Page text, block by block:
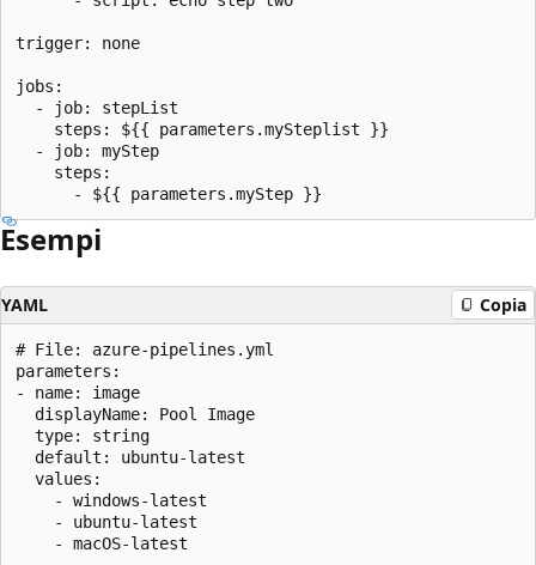
trigger: none
jobs:
  - job: stepList
    steps: ${{ parameters.mySteplist }}
  - job: myStep
    steps:
Esempi
YAML Copia
# File: azure-pipelines.yml
parameters:
- name: image
  displayName: Pool Image
  type: string
  default: ubuntu-latest
  values:
    - windows-latest
    - ubuntu-latest
    - macOS-latest